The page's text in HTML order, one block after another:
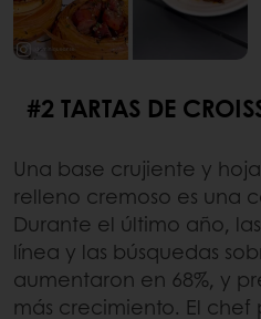
#2 TARTAS DE
Una base crujiente y
relleno cremoso es una
Durante el último año,
línea y las búsquedas
aumentaron en 68%, y
más crecimiento. El chef